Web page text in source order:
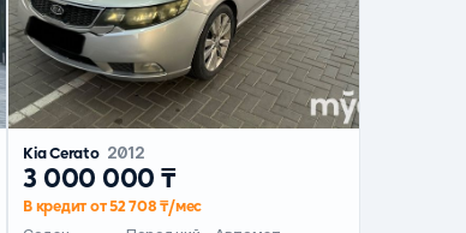
Kia Cerato 2012
3 000 000 ₸
В кредит от 52 708 ₸/мес